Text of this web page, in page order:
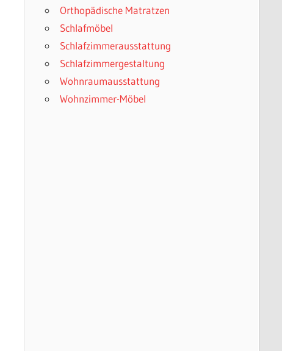
Orthopädische Matratzen
Schlafmöbel
Schlafzimmerausstattung
Schlafzimmergestaltung
Wohnraumausstattung
Wohnzimmer-Möbel